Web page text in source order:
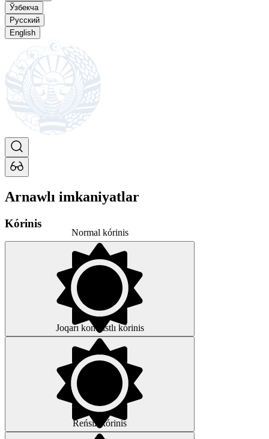
Ўзбекча
Русский
English
Arnawlı imkaniyatlar
Kórinis
Normal kórinis
Joqarı kontrastlı kórinis
Reńsiz kórinis